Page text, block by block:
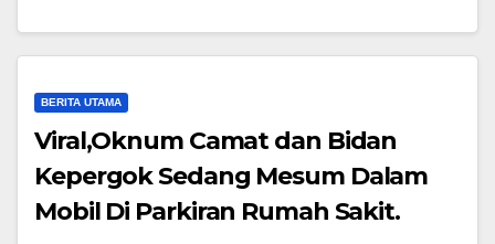
BERITA UTAMA
Viral,Oknum Camat dan Bidan
Kepergok Sedang Mesum Dalam
Mobil Di Parkiran Rumah Sakit.